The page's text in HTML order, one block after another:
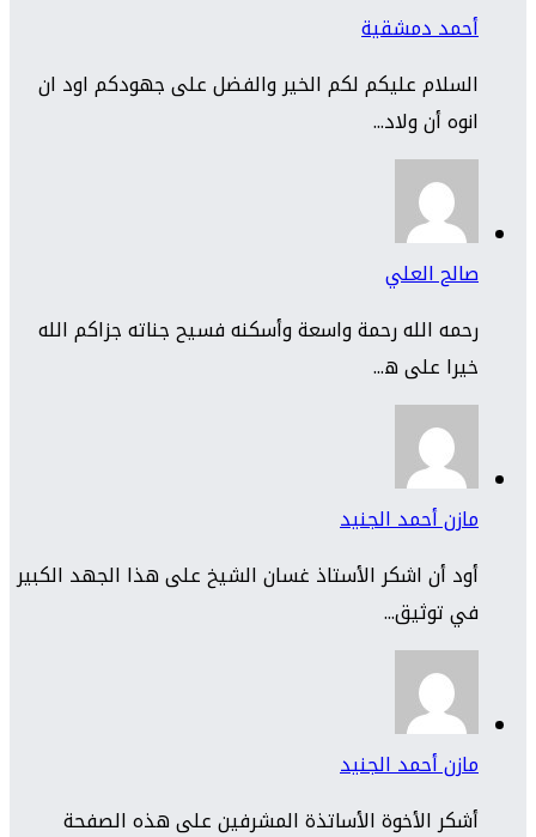
أحمد دمشقية
السلام عليكم لكم الخير والفضل على جهودكم اود ان
انوه أن ولاد...
صالح العلي
رحمه الله رحمة واسعة وأسكنه فسيح جناته جزاكم الله
خيرا على ه...
مازن أحمد الجنيد
أود أن اشكر الأستاذ غسان الشيخ على هذا الجهد الكبير
في توثيق...
مازن أحمد الجنيد
أشكر الأخوة الأساتذة المشرفين على هذه الصفحة